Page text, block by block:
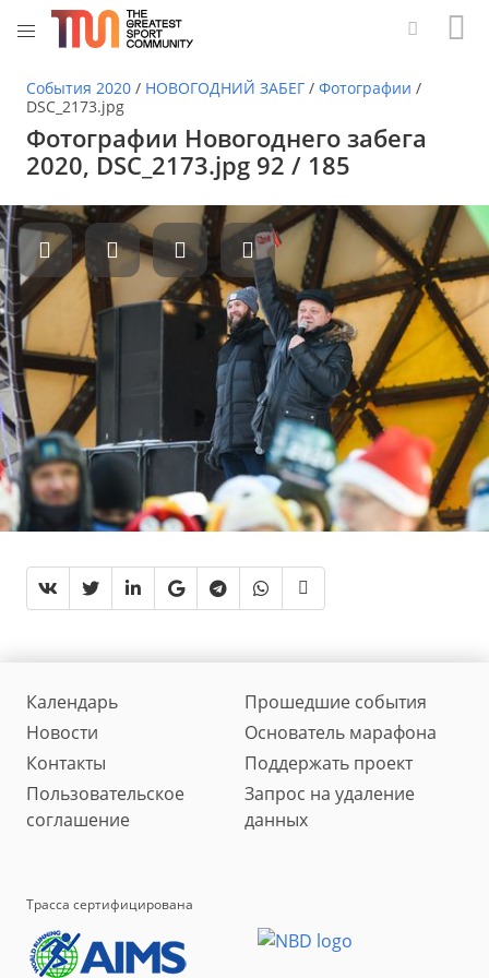
События 2020 / НОВОГОДНИЙ ЗАБЕГ / Фотографии /
DSC_2173.jpg
Фотографии Новогоднего забега
2020, DSC_2173.jpg 92 / 185
Календарь
Прошедшие события
Новости
Основатель марафона
Контакты
Поддержать проект
Пользовательское
соглашение
Запрос на удаление
данных
Трасса сертифицирована